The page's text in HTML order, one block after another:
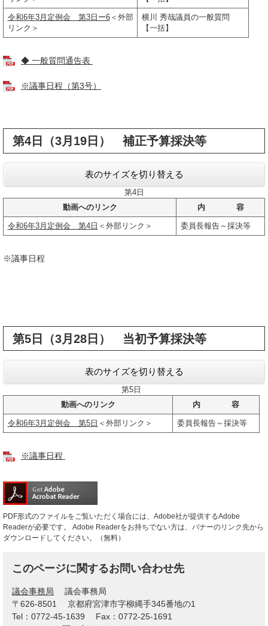
令和6年3月定例会 第3日ー6＜外部
リンク＞
横川 秀哉議員の一般質問
【一括】
◆ 一般質問通告表
※議事日程（第3号）
第4日（3月19日） 補正予算採決等
表のサイズを切り替える
第4日
動画へのリンク
内 容
令和6年3月定例会 第4日 ＜外部リンク＞ 委員長報告～採決等
※議事日程
第5日（3月28日） 当初予算採決等
表のサイズを切り替える
第5日
動画へのリンク
内 容
令和6年3月定例会 第5日 ＜外部リンク＞ 委員長報告～採決等
※議事日程
PDF形式のファイルをご覧いただく場合には、Adobe社が提供するAdobe
Readerが必要です。
Adobe Readerをお持ちでない方は、バナーのリンク先から
ダウンロードしてください。（無料）
このページに関するお問い合わせ先
議会事務局
議会事務局
〒626-8501
京都府宮津市字柳縄手345番地の1
Tel：0772-45-1639
Fax：0772-25-1691